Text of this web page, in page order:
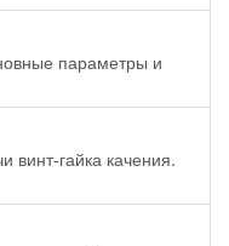
параметры и
винт-гайка качения.